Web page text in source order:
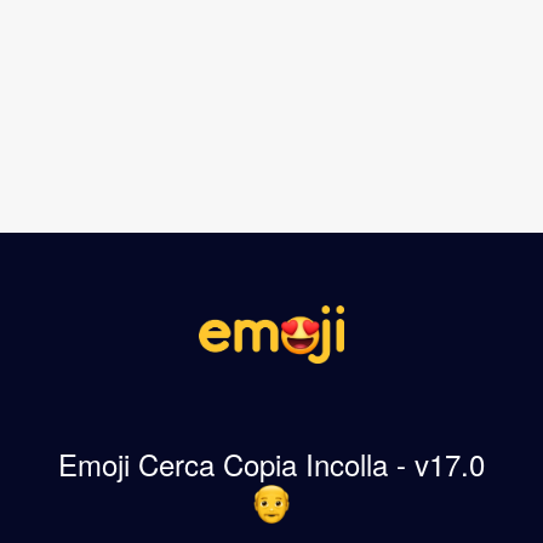
Emoji Cerca Copia Incolla - v17.0